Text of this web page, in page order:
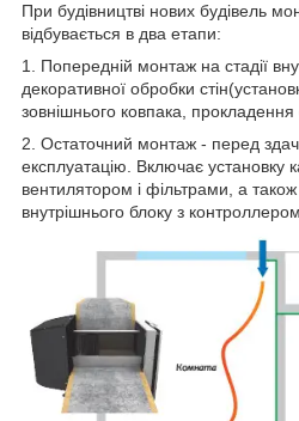
При будівництві нових будівель
відбувається в два етапи:
1. Попередній монтаж на стадії
декоративної обробки
зовнішнього ковпака, прокладення
2. Остаточний монтаж - перед
експлуатацію. Включає установку
вентилятором і фільтрами, а
внутрішнього блоку з